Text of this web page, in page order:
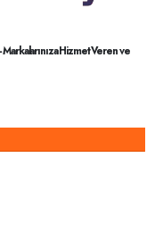
Hizmet Veren ve